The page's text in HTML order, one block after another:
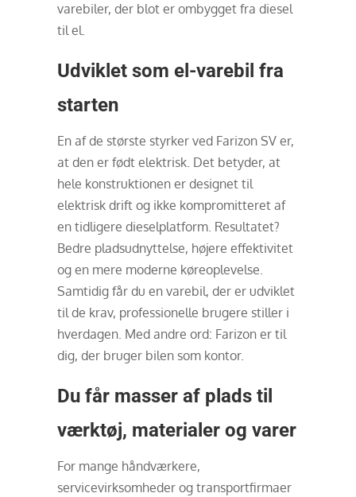
varebiler, der blot er ombygget fra diesel
til el.
Udviklet som el-varebil fra
starten
En af de største styrker ved Farizon SV er,
at den er født elektrisk. Det betyder, at
hele konstruktionen er designet til
elektrisk drift og ikke kompromitteret af
en tidligere dieselplatform. Resultatet?
Bedre pladsudnyttelse, højere effektivitet
og en mere moderne køreoplevelse.
Samtidig får du en varebil, der er udviklet
til de krav, professionelle brugere stiller i
hverdagen. Med andre ord: Farizon er til
dig, der bruger bilen som kontor.
Du får masser af plads til
værktøj, materialer og varer
For mange håndværkere,
servicevirksomheder og transportfirmaer